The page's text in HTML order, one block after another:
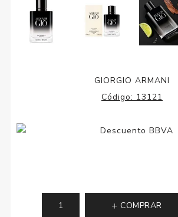
GIORGIO ARMANI
Código: 13121
COMPRAR